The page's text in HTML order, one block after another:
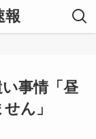
報
事情「昼
ん」